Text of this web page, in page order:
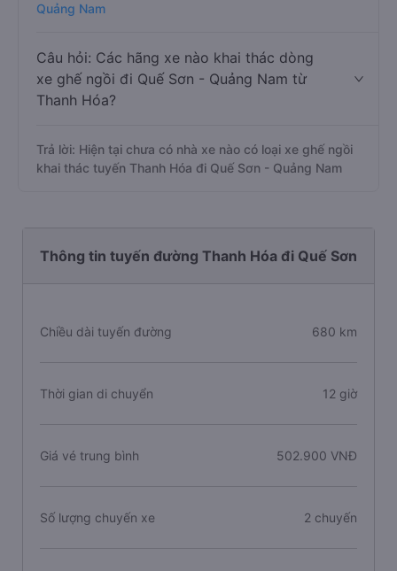
Quảng Nam
Câu hỏi: Các hãng xe nào khai thác dòng
xe ghế ngồi đi Quế Sơn - Quảng Nam từ
Thanh Hóa?
Trả lời: Hiện tại chưa có nhà xe nào có loại xe ghế ngồi
khai thác tuyến Thanh Hóa đi Quế Sơn - Quảng Nam
Thông tin tuyến đường Thanh Hóa đi Quế Sơn
Chiều dài tuyến đường 680 km
Thời gian di chuyển 12 giờ
Giá vé trung bình 502.900 VNĐ
Số lượng chuyến xe 2 chuyến